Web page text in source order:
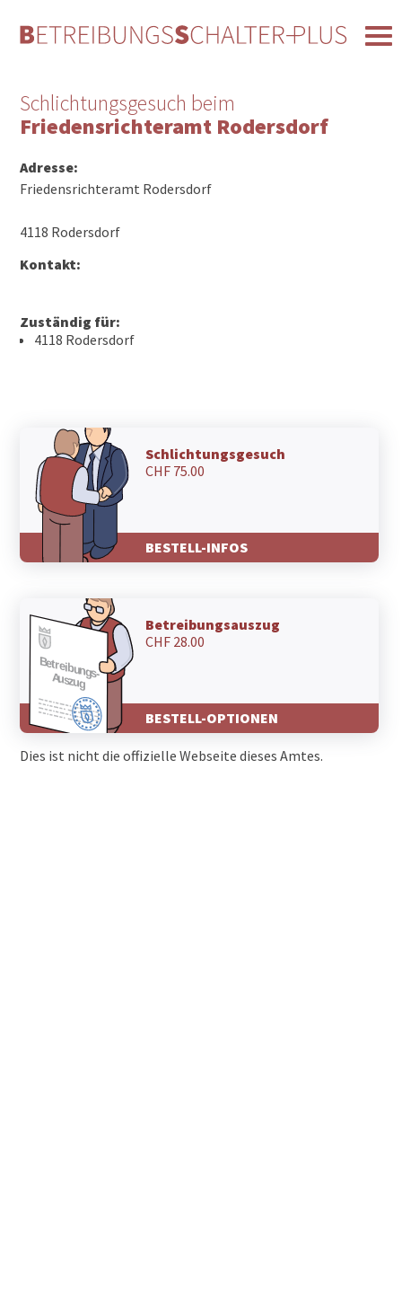
Schlichtungsgesuch beim
Friedensrichteramt Rodersdorf
Adresse:
Friedensrichteramt Rodersdorf
4118 Rodersdorf
Kontakt:
Zuständig für:
4118 Rodersdorf
Schlichtungsgesuch
CHF 75.00
BESTELL-INFOS
Betreibungsauszug
CHF 28.00
BESTELL-OPTIONEN
Dies ist nicht die offizielle Webseite dieses Amtes.